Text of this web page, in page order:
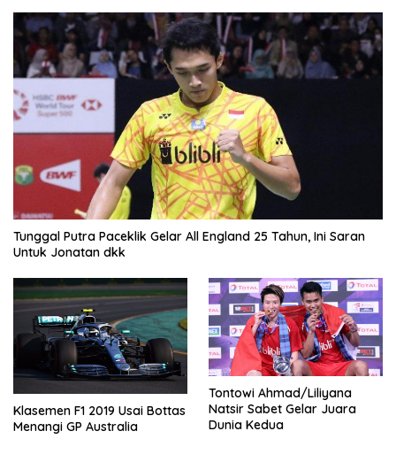
Tunggal Putra Paceklik Gelar All England 25 Tahun, Ini Saran
Untuk Jonatan dkk
Klasemen F1 2019 Usai Bottas
Menangi GP Australia
Tontowi Ahmad/Liliyana
Natsir Sabet Gelar Juara
Dunia Kedua